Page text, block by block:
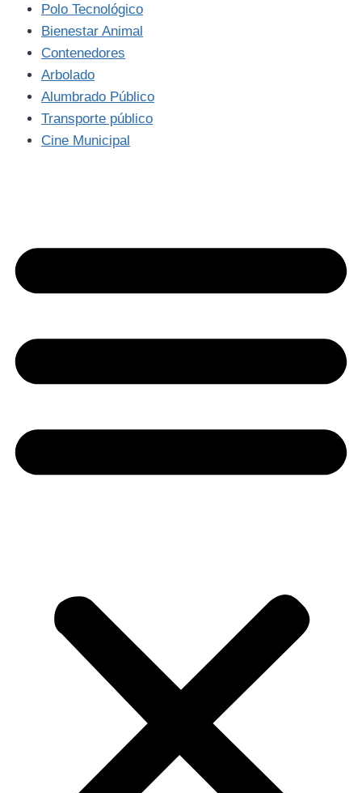
Polo Tecnológico
Bienestar Animal
Contenedores
Arbolado
Alumbrado Público
Transporte público
Cine Municipal